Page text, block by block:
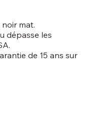
mat.
dépasse les
de 15 ans sur